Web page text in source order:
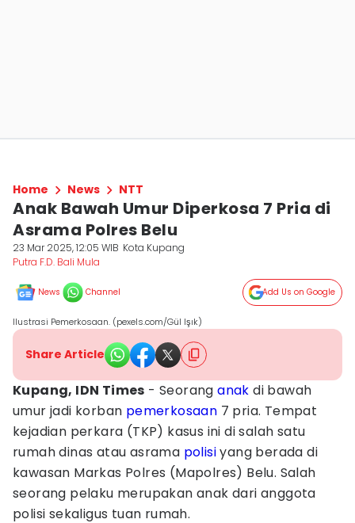
Home News NTT
Anak Bawah Umur Diperkosa 7 Pria di
Asrama Polres Belu
23 Mar 2025, 12:05 WIB Kota Kupang
Putra F.D. Bali Mula
News Channel Add Us on Google
Ilustrasi Pemerkosaan. (pexels.com/Gül Işık)
Share Article
Kupang, IDN Times - Seoranganak di bawah
umur jadi korban pemerkosaan 7 pria. Tempat
kejadian perkara (TKP) kasus ini di salah satu
rumah dinas atau asrama polisiyang berada di
kawasan Markas Polres (Mapolres) Belu. Salah
seorang pelaku merupakan anak dari anggota
polisi sekaligus tuan rumah.